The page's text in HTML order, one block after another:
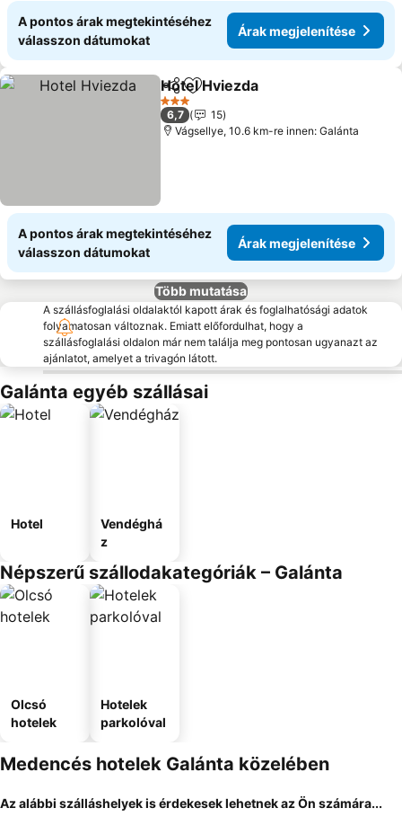
A pontos árak megtekintéséhez
válasszon dátumokat
Árak megjelenítése
Megosztás
Hozzáadás a kedvencekhez
Hotel Hviezda
3 Kategória
6,7
15
Vágsellye, 10.6 km-re innen: Galánta
A pontos árak megtekintéséhez
válasszon dátumokat
Árak megjelenítése
Több mutatása
A szállásfoglalási oldalaktól kapott árak és foglalhatósági adatok
folyamatosan változnak. Emiatt előfordulhat, hogy a
szállásfoglalási oldalon már nem találja meg pontosan ugyanazt az
ajánlatot, amelyet a trivagón látott.
Galánta egyéb szállásai
Hotel
Vendéghá
z
Népszerű szállodakategóriák – Galánta
Olcsó
hotelek
Hotelek
parkolóval
Medencés hotelek Galánta közelében
Az alábbi szálláshelyek is érdekesek lehetnek az Ön számára...